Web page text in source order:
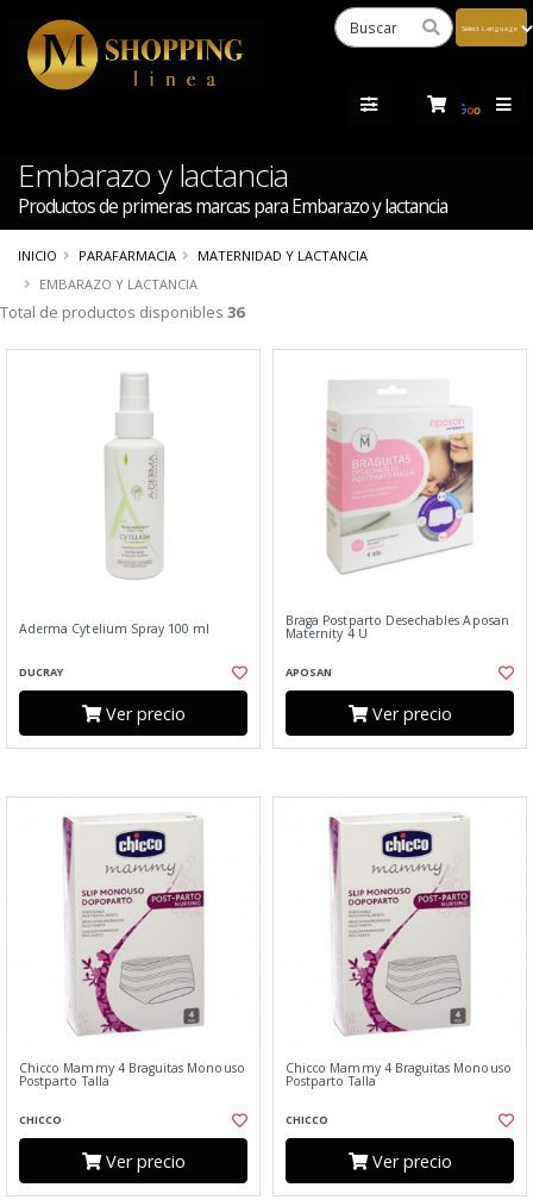
Embarazo y lactancia
Productos de primeras marcas para Embarazo y lactancia
INICIO PARAFARMACIA
MATERNIDAD Y LACTANCIA
EMBARAZO Y LACTANCIA
Total de productos disponibles 36
Aderma Cytelium Spray 100 ml
DUCRAY
Ver precio
Braga Postparto Desechables Aposan
Maternity 4 U
APOSAN
Ver precio
Chicco Mammy 4 Braguitas Monouso
Postparto Talla
CHICCO
Ver precio
Chicco Mammy 4 Braguitas Monouso
Postparto Talla
CHICCO
Ver precio